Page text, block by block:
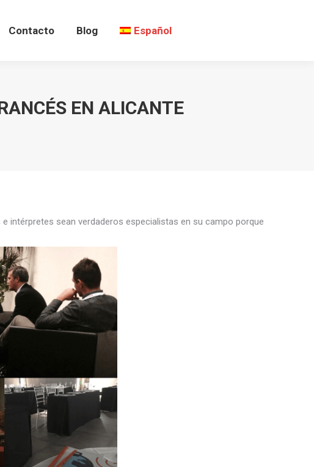
Contacto Blog Español
EN ALICANTE
intérpretes sean verdaderos especialistas en su campo porque